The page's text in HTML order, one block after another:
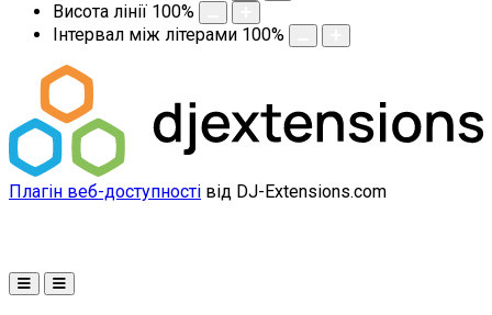
Висота лінії 100%
Інтервал між літерами 100%
Плагін веб-доступності від DJ-Extensions.com